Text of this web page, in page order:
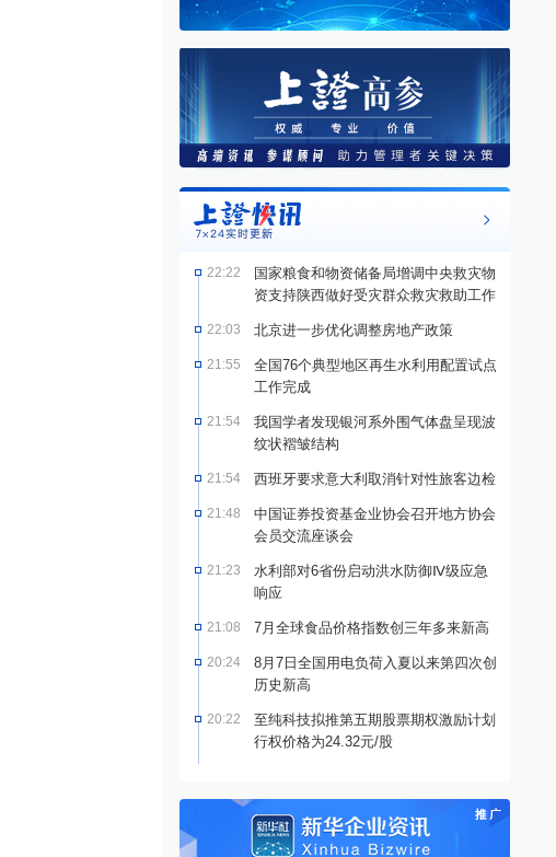
22:22
国家粮食和物资储备局增调中央救灾物
资支持陕西做好受灾群众救灾救助工作
22:03 北京进一步优化调整房地产政策
21:55
全国76个典型地区再生水利用配置试点
工作完成
21:54
我国学者发现银河系外围气体盘呈现波
纹状褶皱结构
21:54 西班牙要求意大利取消针对性旅客边检
21:48
中国证券投资基金业协会召开地方协会
会员交流座谈会
21:23
水利部对6省份启动洪水防御Ⅳ级应急
响应
21:08 7月全球食品价格指数创三年多来新高
20:24
8月7日全国用电负荷入夏以来第四次创
历史新高
20:22
至纯科技拟推第五期股票期权激励计划
行权价格为24.32元/股